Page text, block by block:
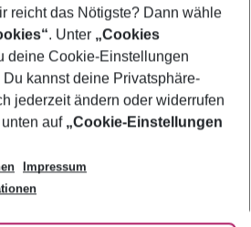
reicht das Nötigste? Dann wähle
. Unter „Cookies
deine Cookie-Einstellungen
kannst deine Privatsphäre-
jederzeit ändern oder widerrufen
auf „Cookie-Einstellungen
Impressum